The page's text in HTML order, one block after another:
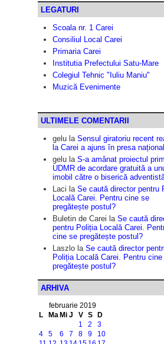
LEGATURI
Scoala nr. 1 Carei
Consiliul Local Carei
Primaria Carei
Institutia Prefectului Satu-Mare
Colegiul Tehnic "Iuliu Maniu"
Muzică Evenimente
ULTIMELE COMENTARII
gelu la Sensul giratoriu recent
la Carei a ajuns în presa
gelu la S-a amânat proiectul
UDMR de acordare gratuită a
imobil către o biserică
Laci la Se caută director pentru
Locală Carei. Pentru cine se
pregătește postul?
Buletin de Carei la Se caută
pentru Poliția Locală Carei.
cine se pregătește postul?
Laszlo la Se caută director
Poliția Locală Carei. Pentru
pregătește postul?
ARHIVA
februarie 2019
L
Ma Mi J V S D
1 2
3
4
5 6 7 8 9
10